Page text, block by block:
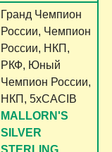
Гранд Чемпион
России, Чемпион
России, НКП,
РКФ, Юный
Чемпион России,
НКП, 5хCACIB
MALLORN'S
SILVER
STERLING